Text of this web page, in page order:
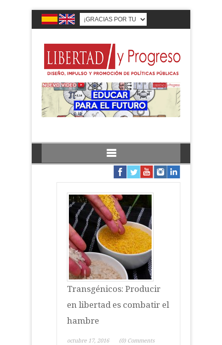
Transgénicos: Producir
en libertad es combatir el
hambre
octubre 17, 2016 (0) Comments